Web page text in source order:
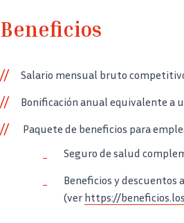
Beneficios
Salario mensual bruto
Bonificación anual equivalente a
Paquete de beneficios para
Seguro de salud
Beneficios y descuentos
(ver https://